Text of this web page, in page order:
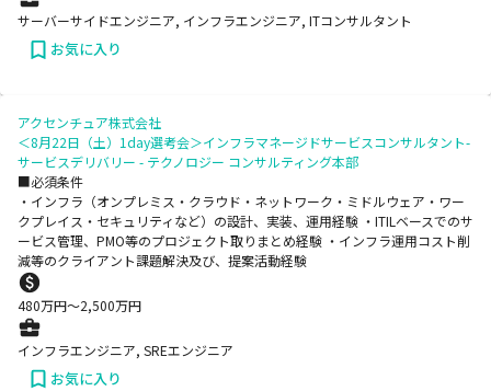
サーバーサイドエンジニア, インフラエンジニア, ITコンサルタント
お気に入り
アクセンチュア株式会社
＜8月22日（土）1day選考会＞インフラマネージドサービスコンサルタント-
サービスデリバリー - テクノロジー コンサルティング本部
■必須条件
・インフラ（オンプレミス・クラウド・ネットワーク・ミドルウェア・ワー
クプレイス・セキュリティなど）の設計、実装、運用経験 ・ITILベースでのサ
ービス管理、PMO等のプロジェクト取りまとめ経験 ・インフラ運用コスト削
減等のクライアント課題解決及び、提案活動経験
480万円〜2,500万円
インフラエンジニア, SREエンジニア
お気に入り